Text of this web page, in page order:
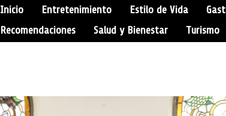
Inicio Entretenimiento Estilo de Vida
Recomendaciones
Salud y Bienestar Turismo